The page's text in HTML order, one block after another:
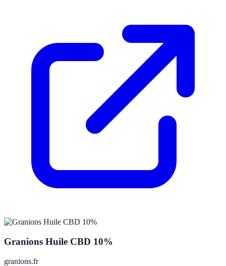
Granions Huile CBD 10%
granions.fr